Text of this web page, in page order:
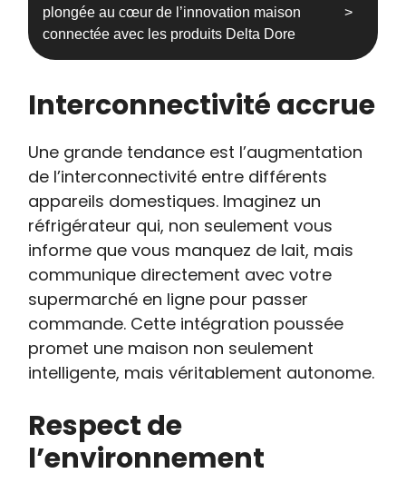
plongée au cœur de l’innovation maison
connectée avec les produits Delta Dore
Interconnectivité accrue
Une grande tendance est l’augmentation
de l’interconnectivité entre différents
appareils domestiques. Imaginez un
réfrigérateur qui, non seulement vous
informe que vous manquez de lait, mais
communique directement avec votre
supermarché en ligne pour passer
commande. Cette intégration poussée
promet une maison non seulement
intelligente, mais véritablement autonome.
Respect de
l’environnement